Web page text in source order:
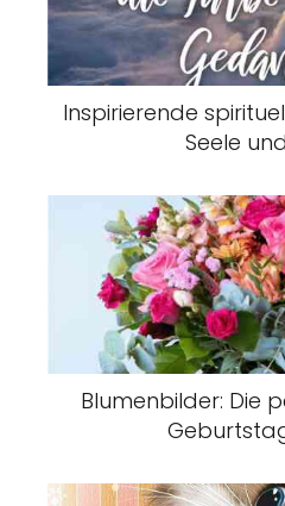
Inspirierende
Seele
Blumenbilder: Die